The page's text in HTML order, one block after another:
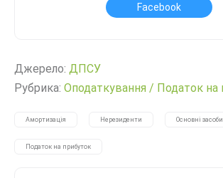
Facebook
Джерело: ДПСУ
Рубрика: Оподаткування / Податок на
Амортизація Нерезиденти Основні засоби
Податок на прибуток